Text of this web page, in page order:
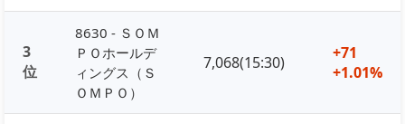
3
位
8630 - ＳＯＭ
ＰＯホールデ
ィングス（Ｓ
ＯＭＰＯ）
7,068(15:30)
+71
+1.01%